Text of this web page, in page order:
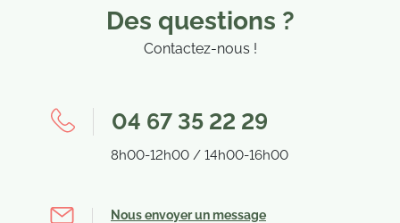
Des questions ?
Contactez-nous !
04 67 35 22 29
8h00-12h00 / 14h00-16h00
Nous envoyer un message